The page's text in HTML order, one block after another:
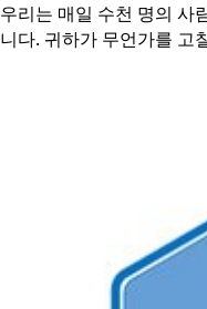
우리는 매일 수천 명의 사
니다. 귀하가 무언가를 고